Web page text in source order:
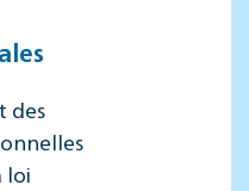
des
loi